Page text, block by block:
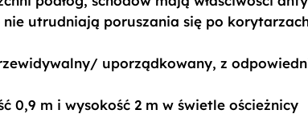
utrudniają poruszania się po
uporządkowany, z
0,9 m i wysokość 2 m w świetle ościeżnicy